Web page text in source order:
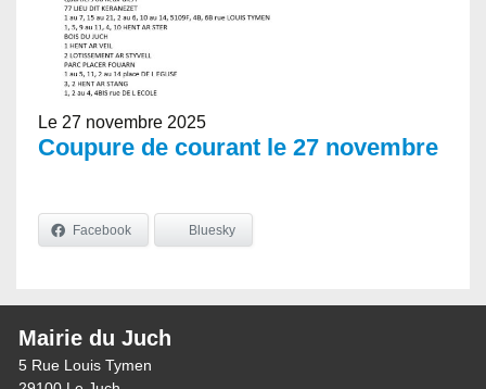
Le 27 novembre 2025
Coupure de courant le 27 novembre
Facebook Bluesky
Mairie du Juch
5 Rue Louis Tymen